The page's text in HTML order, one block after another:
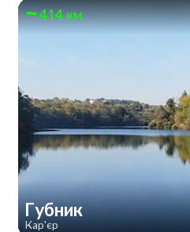
414 км
Губник
Кар'єр